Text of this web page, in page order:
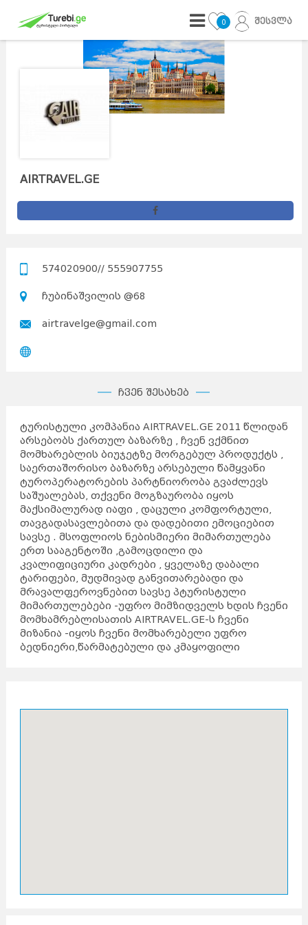
0 შესვლა
AIRTRAVEL.GE
574020900// 555907755
ჩუბინაშვილის @68
airtravelge@gmail.com
ჩვენ შესახებ
ტურისტული კომპანია AIRTRAVEL.GE 2011 წლიდან
არსებობს ქართულ ბაზარზე , ჩვენ ვქმნით
მომხარებლის ბიუჯეტზე მორგებულ პროდუქტს ,
საერთაშორისო ბაზარზე არსებული წამყვანი
ტუროპერატორების პარტნიორობა გვაძლევს
საშუალებას, თქვენი მოგზაურობა იყოს
მაქსიმალურად იაფი , დაცული კომფორტული,
თავგადასავლებითა და დადებითი ემოციებით
სავსე . მსოფლიოს ნებისმიერი მიმართულება
ერთ სააგენტოში ,გამოცდილი და
კვალიფიციური კადრები , ყველაზე დაბალი
ტარიფები, მუდმივად განვითარებადი და
მრავალფეროვნებით სავსე პტურისტული
მიმართულებები -უფრო მიმზიდველს ხდის ჩვენი
მომხამრებლისათის AIRTRAVEL.GE-ს ჩვენი
მიზანია -იყოს ჩვენი მომხარებელი უფრო
ბედნიერი,წარმატებული და კმაყოფილი